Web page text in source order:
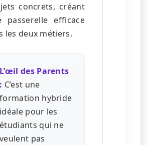
concrets, créant
passerelle efficace
les deux métiers.
L’œil des Parents
: C’est une
formation hybride
idéale pour les
étudiants qui ne
veulent pas